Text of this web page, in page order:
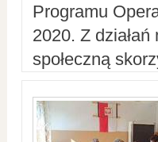
Programu
2020. Z
społeczną